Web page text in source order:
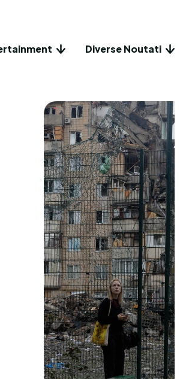
Diverse Noutati